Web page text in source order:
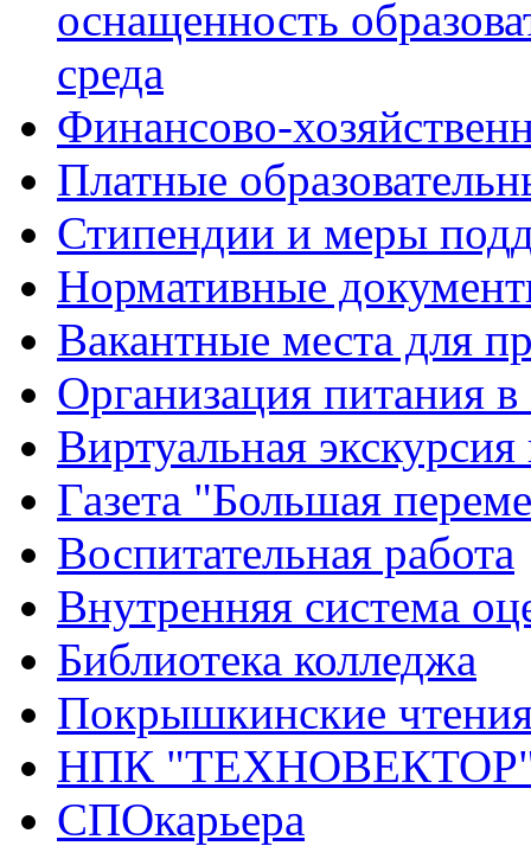
оснащенность
среда
Финансово-
Платные
Стипендии и меры
Нормативные
Вакантные места для
Организация питания в
Виртуальная
Газета "Большая
Воспитательная работа
Внутренняя система
Библиотека колледжа
Покрышкинские
НПК
СПОкарьера